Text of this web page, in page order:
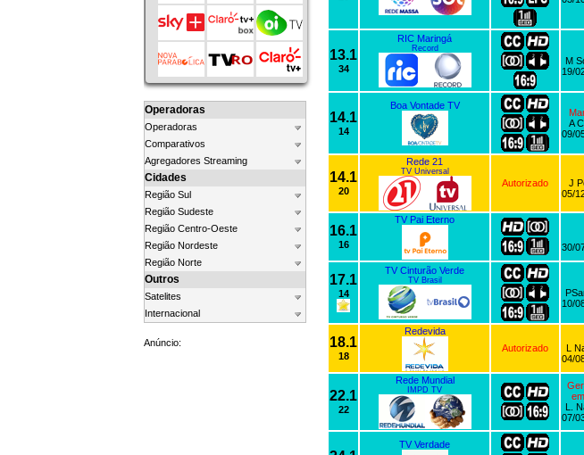
Operadoras
Operadoras
Comparativos
Agregadores Streaming
Cidades
Região Sul
Região Sudeste
Região Centro-Oeste
Região Nordeste
Região Norte
Outros
Satelites
Internacional
Anúncio:
13.1
34
RIC Maringá
Record
M
19/
14.1
14
Boa Vontade TV
A
09/
14.1
20
Rede 21
TV Universal
Autorizado
J
05/
16.1
16
TV Pai Eterno
30/
17.1
14
TV Cinturão Verde
TV Brasil
10/
18.1
18
Redevida
Autorizado
L
04/
22.1
22
Rede Mundial
IMPD TV
L.
07/
TV Verdade